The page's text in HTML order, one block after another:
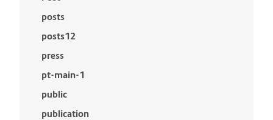
posts
posts12
press
pt-main-1
public
publication